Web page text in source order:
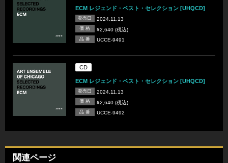
ECM レジェンド・ベスト・セレクション [UHQCD]
発売日 2024.11.13
価 格 ¥2,640 (税込)
品 番 UCCE-9491
CD
ECM レジェンド・ベスト・セレクション [UHQCD]
発売日 2024.11.13
価 格 ¥2,640 (税込)
品 番 UCCE-9492
関連ページ